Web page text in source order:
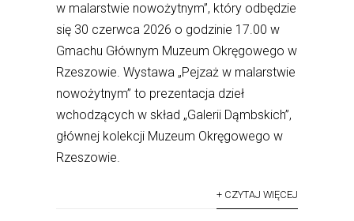
w malarstwie nowożytnym”, który odbędzie
się 30 czerwca 2026 o godzinie 17.00 w
Gmachu Głównym Muzeum Okręgowego w
Rzeszowie. Wystawa „Pejzaż w malarstwie
nowożytnym” to prezentacja dzieł
wchodzących w skład „Galerii Dąmbskich”,
głównej kolekcji Muzeum Okręgowego w
Rzeszowie.
+ CZYTAJ WIĘCEJ